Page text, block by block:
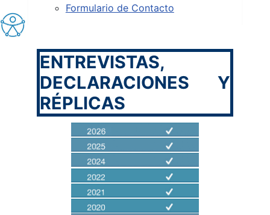
Formulario de Contacto
ENTREVISTAS,
DECLARACIONES Y
RÉPLICAS